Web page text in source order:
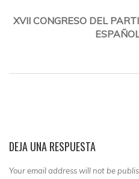
XVII CONGRESO DEL
DEJA UNA RESPUESTA
Your email address will not be